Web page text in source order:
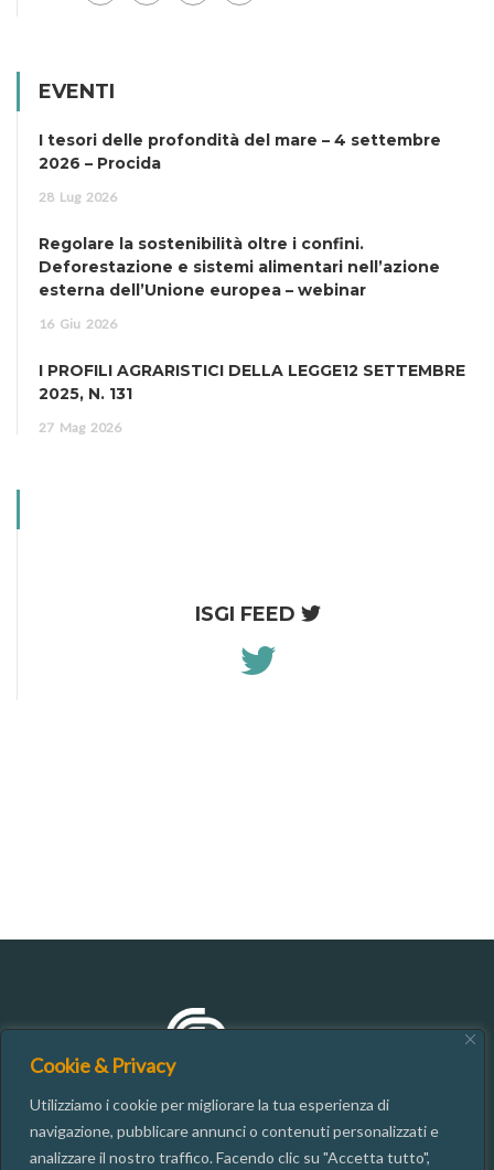
Cookie & Privacy
Utilizziamo i cookie per migliorare la tua esperienza di
navigazione, pubblicare annunci o contenuti personalizzati e
analizzare il nostro traffico. Facendo clic su "Accetta tutto",
EVENTI
I tesori delle profondità del mare – 4 settembre
2026 – Procida
28 Lug 2026
Regolare la sostenibilità oltre i confini.
Deforestazione e sistemi alimentari nell’azione
esterna dell’Unione europea – webinar
16 Giu 2026
I PROFILI AGRARISTICI DELLA LEGGE12 SETTEMBRE
2025, N. 131
27 Mag 2026
ISGI FEED